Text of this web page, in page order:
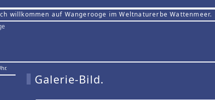
willkommen auf Wangerooge im Weltnaturerbe Wattenmeer.
Galerie-Bild.